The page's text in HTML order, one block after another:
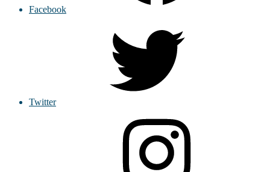
Facebook
Twitter